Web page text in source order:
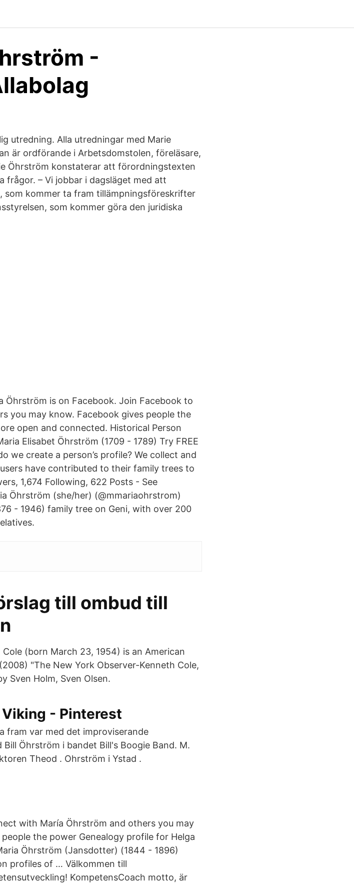
-
utredning. Alla utredningar med Marie
är ordförande i Arbetsdomstolen, föreläsare,
Öhrström konstaterar att förordningstexten
frågor. – Vi jobbar i dagsläget med att
som kommer ta fram tillämpningsföreskrifter
som kommer göra den juridiska
Öhrström is on Facebook. Join Facebook to
you may know. Facebook gives people the
open and connected. Historical Person
Elisabet Öhrström (1709 - 1789) Try FREE
we create a person’s profile? We collect and
have contributed to their family trees to
1,674 Following, 622 Posts - See
Öhrström (she/her) (@mmariaohrstrom)
- 1946) family tree on Geni, with over 200
till ombud till
(born March 23, 1954) is an American
"The New York Observer-Kenneth Cole,
Sven Holm, Sven Olsen.
- Pinterest
fram var med det improviserande
Öhrström i bandet Bill's Boogie Band. M.
Theod . Ohrström i Ystad .
with María Öhrström and others you may
the power Genealogy profile for Helga
Öhrström (Jansdotter) (1844 - 1896)
profiles of … Välkommen till
KompetensCoach motto, är